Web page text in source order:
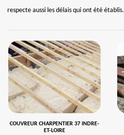
respecte aussi les délais qui ont été établis.
COUVREUR CHARPENTIER 37 INDRE-
ET-LOIRE